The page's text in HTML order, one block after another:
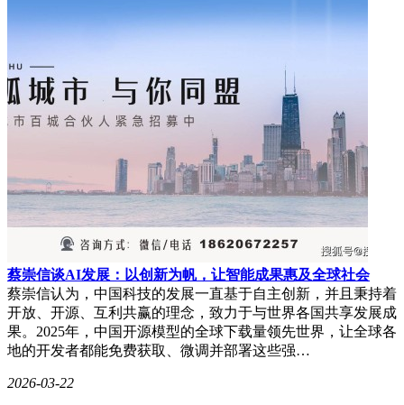
蔡崇信谈AI发展：以创新为帆，让智能成果惠及全球社会
蔡崇信认为，中国科技的发展一直基于自主创新，并且秉持着
开放、开源、互利共赢的理念，致力于与世界各国共享发展成
果。2025年，中国开源模型的全球下载量领先世界，让全球各
地的开发者都能免费获取、微调并部署这些强…
2026-03-22